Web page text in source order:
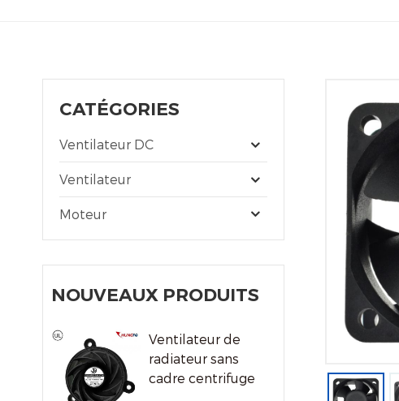
CATÉGORIES
Ventilateur DC
Ventilateur
Moteur
NOUVEAUX PRODUITS
Ventilateur de
radiateur sans
cadre centrifuge